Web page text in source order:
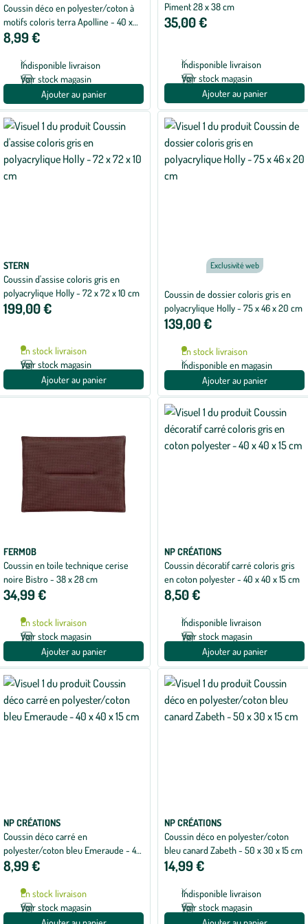
Coussin déco en polyester/coton à
motifs coloris terra Apolline - 40 x
40 x 15 cm
8,99 €
Indisponible livraison
Voir stock magasin
Ajouter au panier
Piment 28 x 38 cm
35,00 €
Indisponible livraison
Voir stock magasin
Ajouter au panier
STERN
Coussin d'assise coloris gris en
polyacrylique Holly - 72 x 72 x 10 cm
199,00 €
En stock livraison
Voir stock magasin
Ajouter au panier
Exclusivité web
Coussin de dossier coloris gris en
polyacrylique Holly - 75 x 46 x 20 cm
139,00 €
En stock livraison
Indisponible en magasin
Ajouter au panier
FERMOB
Coussin en toile technique cerise
noire Bistro - 38 x 28 cm
34,99 €
En stock livraison
Voir stock magasin
Ajouter au panier
NP CRÉATIONS
Coussin décoratif carré coloris gris
en coton polyester - 40 x 40 x 15 cm
8,50 €
Indisponible livraison
Voir stock magasin
Ajouter au panier
NP CRÉATIONS
Coussin déco carré en
polyester/coton bleu Emeraude - 40
x 40 x 15 cm
8,99 €
En stock livraison
Voir stock magasin
NP CRÉATIONS
Coussin déco en polyester/coton
bleu canard Zabeth - 50 x 30 x 15 cm
14,99 €
Indisponible livraison
Voir stock magasin